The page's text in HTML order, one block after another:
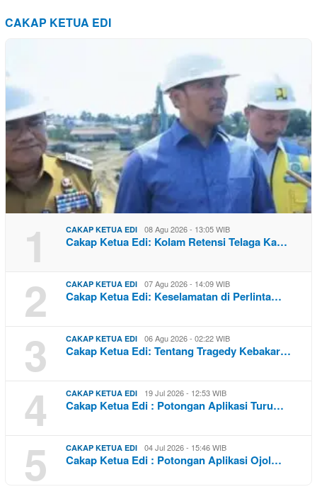
CAKAP KETUA EDI
1 CAKAP KETUA EDI 08 Agu 2026 - 13:05 WIB
Cakap Ketua Edi: Kolam Retensi Telaga Ka…
2 CAKAP KETUA EDI 07 Agu 2026 - 14:09 WIB
Cakap Ketua Edi: Keselamatan di Perlinta…
3 CAKAP KETUA EDI 06 Agu 2026 - 02:22 WIB
Cakap Ketua Edi: Tentang Tragedy Kebakar…
4 CAKAP KETUA EDI 19 Jul 2026 - 12:53 WIB
Cakap Ketua Edi : Potongan Aplikasi Turu…
5 CAKAP KETUA EDI 04 Jul 2026 - 15:46 WIB
Cakap Ketua Edi : Potongan Aplikasi Ojol…